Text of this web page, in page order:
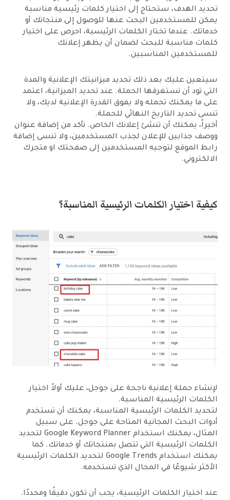
تحديد الهدف، ستحتاج إلى اختيار كلمات رئيسية مناسبة
يمكن للمستخدمين البحث عنها للوصول إلى منتجاتك أو
خدماتك. عندما تختار الكلمات الرئيسية، احرص على اختيار
كلمات مناسبة للبحث لضمان أن يظهر إعلانك
للمستخدمين المناسبين.
سيتعين عليك بعد ذلك تحديد ميزانيتك الإعلانية والمدة
التي تود أن تستغرقها الحملة. عند تحديد الميزانية، اعتمد
على ما يمكنك تحمله ولا يفوق القدرة الإعلانية لديك، ولا
تنسى تحديد التاريخ النهائي للحملة.
أخيراً، يمكنك أن تنشئ إعلانك الخاص. تأكد من إضافة عنوان
ووصف جذابين للإعلان لجذب المستخدمين، ولا تنسى إضافة
رابط الموقع لتوجيه المستخدمين إلى صفحتك او متجرك
الالكتروني.
كيفية اختيار الكلمات الرئيسية المناسبة؟
لإنشاء حملة إعلانية ناجحة على جوجل، عليك أولاً اختيار
الكلمات الرئيسية المناسبة.
لتحديد الكلمات الرئيسية المناسبة، يمكنك أن تستخدم
أدوات البحث المجانية المتاحة على جوجل. على سبيل
المثال، يمكنك استخدام Google Keyword Planner لتحديد
الكلمات الرئيسية التي تتصل بمنتجاتك أو خدماتك. كما
يمكنك استخدام Google Trends لتحديد الكلمات الرئيسية
الأكثر شيوعًا في المجال الذي تستخدمه.
عند اختيار الكلمات الرئيسية، يجب أن تكون دقيقًا ومحددًا.